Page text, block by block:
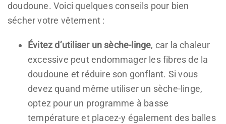
doudoune. Voici quelques conseils pour bien
sécher votre vêtement :
Évitez d’utiliser un sèche-linge, car la chaleur
excessive peut endommager les fibres de la
doudoune et réduire son gonflant. Si vous
devez quand même utiliser un sèche-linge,
optez pour un programme à basse
température et placez-y également des balles